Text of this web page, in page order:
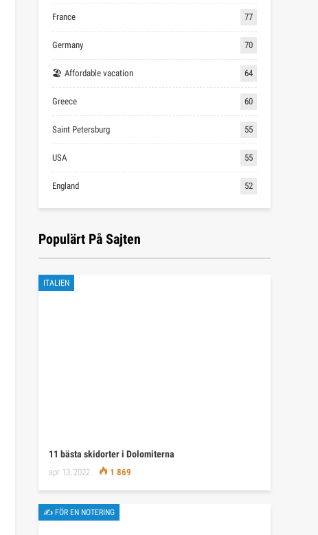
France 77
Germany 70
🏖 Affordable vacation 64
Greece 60
Saint Petersburg 55
USA 55
England 52
Populärt På Sajten
ITALIEN
11 bästa skidorter i Dolomiterna
apr 13, 2022 1 869
✍ FÖR EN NOTERING